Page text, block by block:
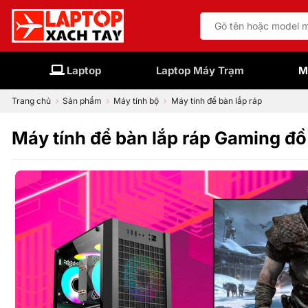
Bỏ
qua
nội
dung
Tìm
kiếm:
Laptop Laptop Máy Trạm
Trang chủ Sản phẩm Máy tính bộ Máy tính để bàn lắp ráp
Máy tính để bàn lắp ráp Gaming